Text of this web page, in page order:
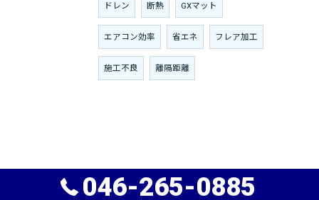
ドレン 断熱 GXマット
エアコン効率 省エネ フレア加工
施工不良 離隔距離
046-265-0885